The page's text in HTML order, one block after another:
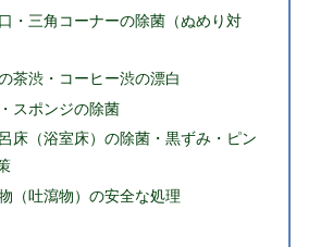
・三角コーナーの除菌（ぬめり対
茶渋・コーヒー渋の漂白
スポンジの除菌
床（浴室床）の除菌・黒ずみ・ピン
（吐瀉物）の安全な処理